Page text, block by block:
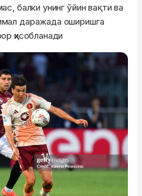
балки унинг ўйин вақти ва
даражада оширишга
ҳисобланади